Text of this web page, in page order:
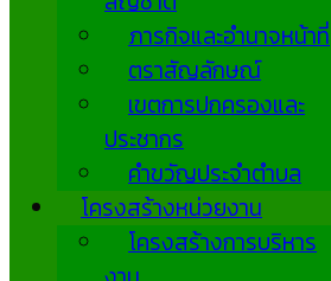
ภารกิจและอำนาจหน้าที่
ตราสัญลักษณ์
เขตการปกครองและ
ประชากร
คำขวัญประจำตำบล
โครงสร้างหน่วยงาน
โครงสร้างการบริหาร